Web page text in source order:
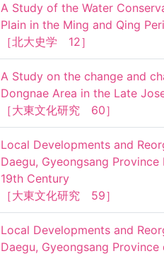
A Study of the Water
Plain in the Ming and Qing
［北大史学　12］
A Study on the change and
Dongnae Area in the Late
［大東文化研究　60］
Local Developments and
Daegu, Gyeongsang
19th Century
［大東文化研究　59］
Local Developments and
Daegu, Gyeongsang